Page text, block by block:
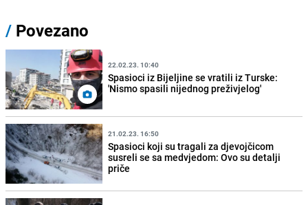
/ Povezano
22.02.23. 10:40
Spasioci iz Bijeljine se vratili iz Turske:
'Nismo spasili nijednog preživjelog'
21.02.23. 16:50
Spasioci koji su tragali za djevojčicom
susreli se sa medvjedom: Ovo su detalji
priče